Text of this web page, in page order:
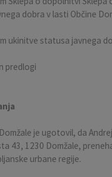
dobra v lasti Občine
ukinitve statusa javnega
predlogi
je ugotovil, da
43, 1230 Domžale,
urbane regije.